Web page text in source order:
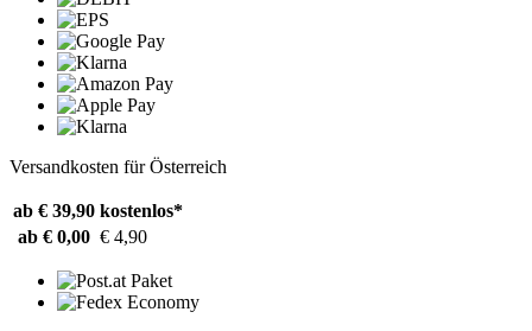
Versandkosten für Österreich
ab € 39,90 kostenlos*
ab € 0,00 € 4,90